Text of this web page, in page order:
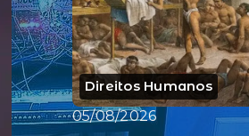
Direitos Humanos
05/08/2026